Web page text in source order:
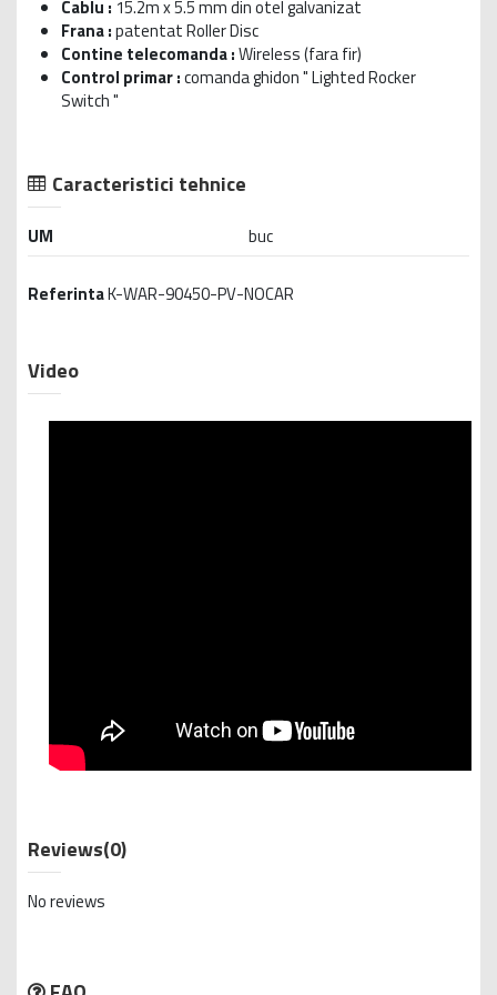
Cablu : 15.2m x 5.5 mm din otel galvanizat
Frana :patentat Roller Disc
Contine telecomanda :Wireless (fara fir)
Control primar :comanda ghidon " Lighted Rocker
Switch "
Caracteristici tehnice
UM buc
ReferintaK-WAR-90450-PV-NOCAR
Video
Reviews(0)
No reviews